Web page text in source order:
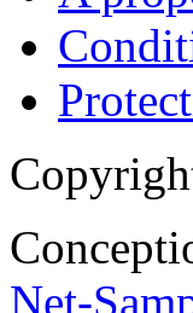
Net-